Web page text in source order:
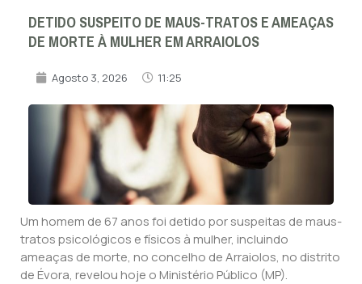
DETIDO SUSPEITO DE MAUS-TRATOS E AMEAÇAS
DE MORTE À MULHER EM ARRAIOLOS
Agosto 3, 2026 11:25
Um homem de 67 anos foi detido por suspeitas de maus-
tratos psicológicos e físicos à mulher, incluindo
ameaças de morte, no concelho de Arraiolos, no distrito
de Évora, revelou hoje o Ministério Público (MP).